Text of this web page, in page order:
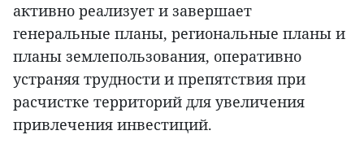
активно реализует и завершает
генеральные планы, региональные планы и
планы землепользования, оперативно
устраняя трудности и препятствия при
расчистке территорий для увеличения
привлечения инвестиций.